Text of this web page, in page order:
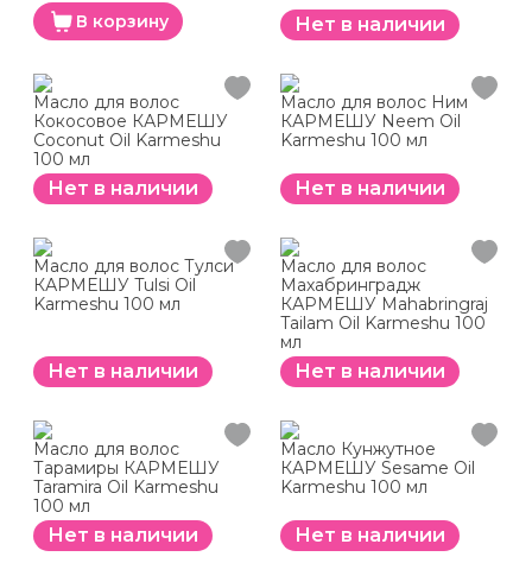
В корзину
Нет в наличии
Масло для волос
Кокосовое КАРМЕШУ
Coconut Oil Karmeshu
100 мл
Нет в наличии
Масло для волос Ним
КАРМЕШУ Neem Oil
Karmeshu 100 мл
Нет в наличии
Масло для волос Тулси
КАРМЕШУ Tulsi Oil
Karmeshu 100 мл
Нет в наличии
Масло для волос
Махабринградж
КАРМЕШУ Mahabringraj
Tailam Oil Karmeshu 100
мл
Нет в наличии
Масло для волос
Тарамиры КАРМЕШУ
Taramira Oil Karmeshu
100 мл
Нет в наличии
Масло Кунжутное
КАРМЕШУ Sesame Oil
Karmeshu 100 мл
Нет в наличии